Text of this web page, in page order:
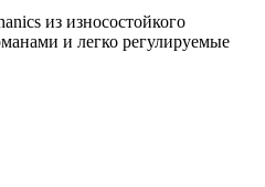
из износостойкого
и легко регулируемые